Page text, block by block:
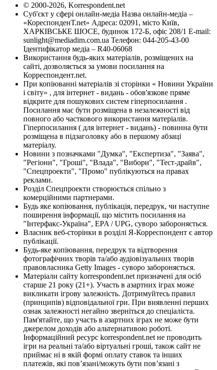
© 2000-2026, Korrespondent.net
Суб'єкт у сфері онлайн-медіа Назва онлайн-медіа –
«КореспонденТ.net» Адреса: 02091, місто Київ,
ХАРКІВСЬКЕ ШОСЕ, будинок 172-Б, офіс 208/1 E-mail:
sunlight@mediadim.com.ua Телефон: 044-205-43-00
Ідентифікатор медіа – R40-06068
Використання будь-яких матеріалів, розміщених на
сайті, дозволяється за умови посилання на
Корреспондент.net.
При копіюванні матеріалів зі сторінки « Новини України
і світу» , для інтернет - видань - обов'язкове пряме
відкрите для пошукових систем гіперпосилання .
Посилання має бути розміщена в незалежності від
повного або часткового використання матеріалів.
Гіперпосилання ( для інтернет - видань) - повинна бути
розміщена в підзаголовку або в першому абзаці
матеріалу.
Новини з позначками "Думка", "Експертиза", "Заява",
"Регіони", "Гроші", "Влада", "Вибори", "Тест-драйв",
"Спецпроекти", "Промо" публікуються на правах
реклами.
Розділ Спецпроекти створюється спільно з
комерційними партнерами.
Будь яке копіювання, публікація, передрук, чи наступне
поширення інформації, що містить посилання на
"Інтерфакс-Україна", EPA / UPG, суворо забороняється.
Власник веб-сторінки в розділі Я-Корреспондент є автор
публікації.
Будь-яке копіювання, передрук та відтворення
фотографічних творів та/або аудіовізуальних творів
правовласника Getty Images - суворо забороняється.
Матеріали сайту korrespondent.net призначені для осіб
старше 21 року (21+). Участь в азартних іграх може
викликати ігрову залежність. Дотримуйтесь правил
(принципів) відповідальної гри. При виявленні перших
ознак залежності негайно зверніться до спеціаліста.
Пам'ятайте, що участь в азартних іграх не може бути
джерелом доходів або альтернативою роботі.
Інформаційний ресурс korrespondent.net не проводить
ігри на реальні та/або віртуальні гроші, також сайт не
приймає ні в якій формі оплату ставок та інших
платежів, які пов’язані/можуть бути пов’язані з